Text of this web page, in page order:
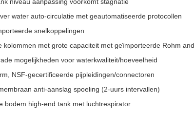
water auto-circulatie met geautomatiseerde protocollen
snelkoppelingen
kolommen met grote capaciteit met geïmporteerde Rohm
mogelijkheden voor waterkwaliteit/hoeveelheid
NSF-gecertificeerde pijpleidingen/connectoren
anti-aanslag spoeling (2-uurs intervallen)
bodem high-end tank met luchtrespirator